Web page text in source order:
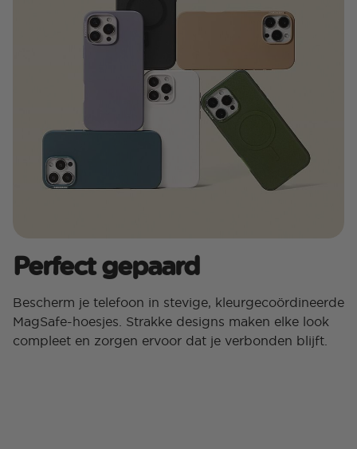
Perfect gepaard
Bescherm je telefoon in stevige, kleurgecoördineerde
MagSafe-hoesjes. Strakke designs maken elke look
compleet en zorgen ervoor dat je verbonden blijft.